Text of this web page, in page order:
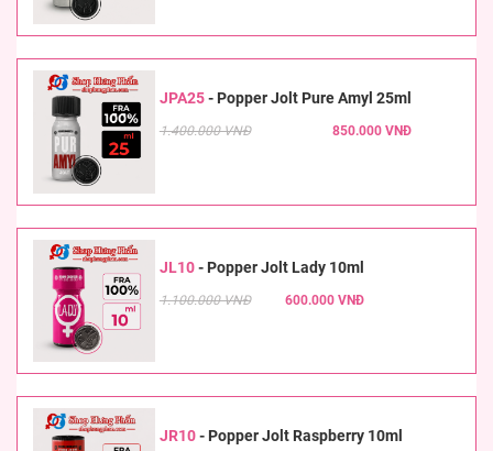
JPA25- Popper Jolt Pure Amyl 25ml
1.400.000 VNĐ 850.000 VNĐ
JL10- Popper Jolt Lady 10ml
1.100.000 VNĐ 600.000 VNĐ
JR10- Popper Jolt Raspberry 10ml